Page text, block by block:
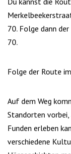
70. Folge dann
70.
Folge der Route
Auf dem Weg
Standorten vorbei,
Funden erleben
verschiedene